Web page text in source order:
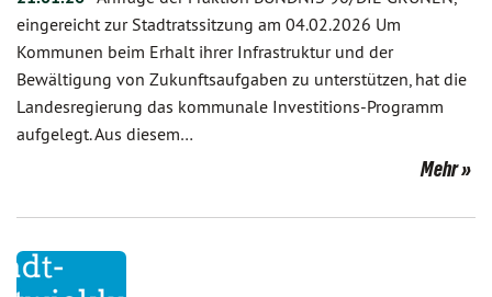
eingereicht zur Stadtratssitzung am 04.02.2026 Um
Kommunen beim Erhalt ihrer Infrastruktur und der
Bewältigung von Zukunftsaufgaben zu unterstützen, hat die
Landesregierung das kommunale Investitions-Programm
aufgelegt. Aus diesem…
Mehr